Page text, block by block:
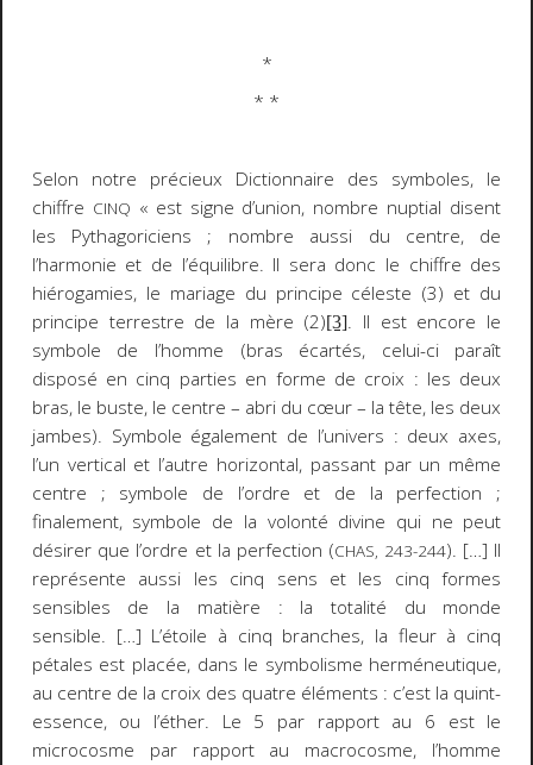
*
* *
Selon notre précieux Dictionnaire des symboles, le
chiffre CINQ « est signe d’union, nombre nuptial disent
les Pythagoriciens ; nombre aussi du centre, de
l’harmonie et de l’équilibre. Il sera donc le chiffre des
hiérogamies, le mariage du principe céleste (3) et du
principe terrestre de la mère (2)[3]. Il est encore le
symbole de l’homme (bras écartés, celui-ci paraît
disposé en cinq parties en forme de croix : les deux
bras, le buste, le centre – abri du cœur – la tête, les deux
jambes). Symbole également de l’univers : deux axes,
l’un vertical et l’autre horizontal, passant par un même
centre ; symbole de l’ordre et de la perfection ;
finalement, symbole de la volonté divine qui ne peut
désirer que l’ordre et la perfection (CHAS, 243-244). […] Il
représente aussi les cinq sens et les cinq formes
sensibles de la matière : la totalité du monde
sensible. […] L’étoile à cinq branches, la fleur à cinq
pétales est placée, dans le symbolisme herméneutique,
au centre de la croix des quatre éléments : c’est la quint-
essence, ou l’éther. Le 5 par rapport au 6 est le
microcosme par rapport au macrocosme, l’homme